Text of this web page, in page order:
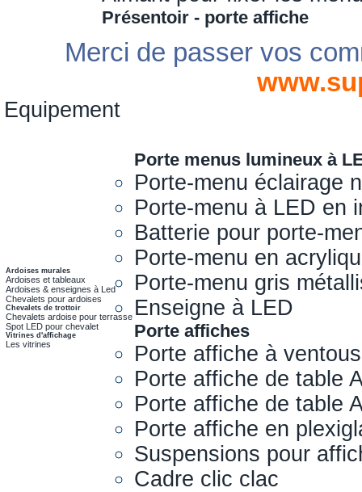
Présentoir - porte affiche
Merci de passer vos
Equipement
Ardoises murales
Ardoises et tableaux
Ardoises & enseignes à Led
Chevalets pour ardoises
Chevalets de trottoir
Chevalets ardoise pour terrasse
Spot LED pour chevalet
Vitrines d'affichage
Les vitrines
Porte menus lumineux à
Porte-menu éclairage
Porte-menu à LED en
Batterie pour porte-
Porte-menu en
Porte-menu gris
Enseigne à LED
Porte affiches
Porte affiche à
Porte affiche de table
Porte affiche de table
Porte affiche en
Suspensions pour
Cadre clic clac